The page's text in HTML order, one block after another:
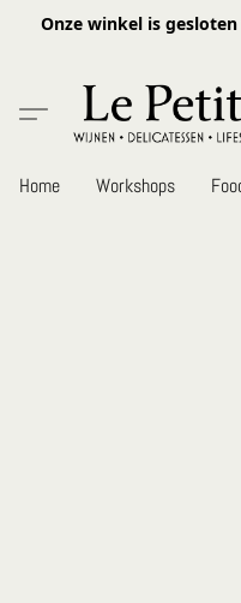
Onze winkel is
Home Workshops